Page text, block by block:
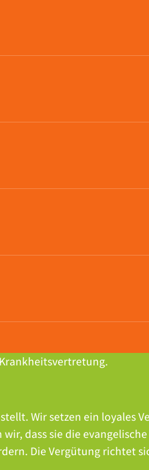
Wir setzen ein loyales
dass sie die
Die Vergütung richtet